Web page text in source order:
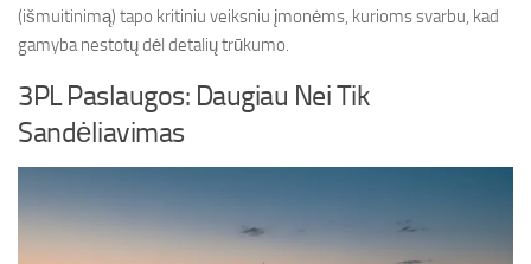
(išmuitinimą) tapo kritiniu veiksniu įmonėms, kurioms svarbu, kad
gamyba nestotų dėl detalių trūkumo.
3PL Paslaugos: Daugiau Nei Tik
Sandėliavimas